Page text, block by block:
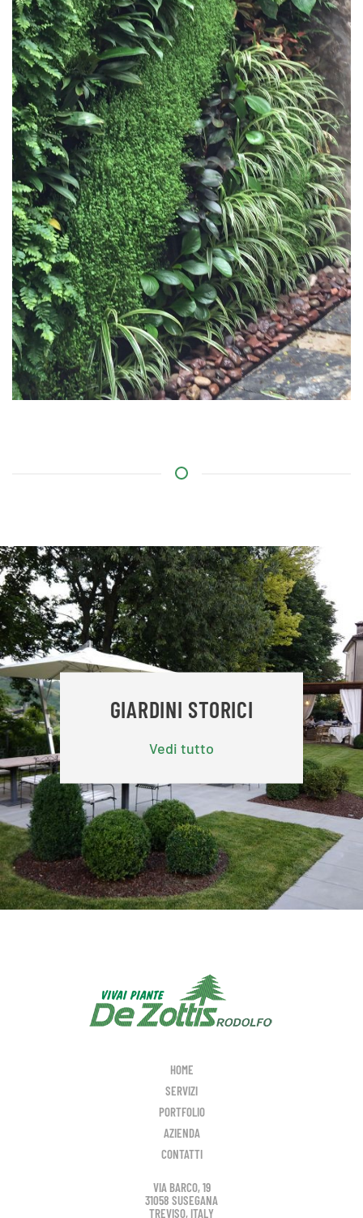
GIARDINI STORICI
Vedi tutto
HOME
SERVIZI
PORTFOLIO
AZIENDA
CONTATTI
VIA BARCO, 19
31058 SUSEGANA
TREVISO, ITALY